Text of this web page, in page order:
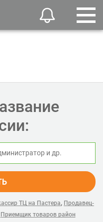
ТЦ на Пастера, Продавец-
Приемщик товаров район